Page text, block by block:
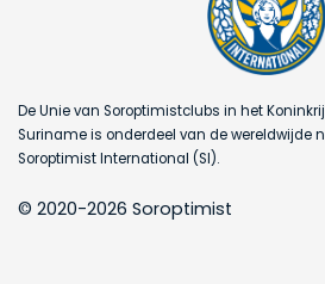
De Unie van Soroptimistclubs in het
Suriname is onderdeel van de wereldwijde
Soroptimist International (SI).
© 2020-2026 Soroptimist